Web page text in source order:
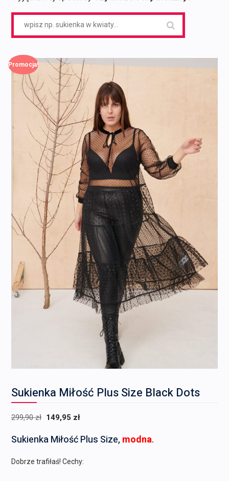
Promocja!
Sukienka Miłość Plus Size Black Dots
299,90zł Pierwotna
wynosiła:
299,90 zł.
149,95 zł
wynosi:
Sukienka Miłość Plus Size, modna.
Dobrze trafiłaś! Cechy: